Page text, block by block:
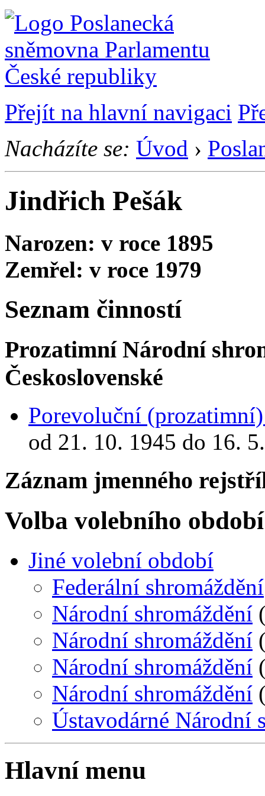
Přejít na hlavní navigaci
Nacházíte se: Úvod ›
Jindřich Pešák
Narozen: v roce 1895
Zemřel: v roce 1979
Seznam činností
Prozatimní Národní
Československé
Porevoluční
od 21. 10. 1945 do 16.
Záznam jmenného
Volba volebního období
Jiné volební období
Federální shromáždění
Národní shromáždění
Národní shromáždění
Národní shromáždění
Národní shromáždění
Ústavodárné Národní
Hlavní menu